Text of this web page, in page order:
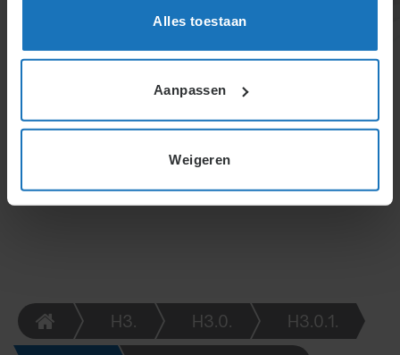
Alles toestaan
Aanpassen
Weigeren
situatie van een bedrijf. UWV vereist prognoses voor
Werkgevers moeten aantonen hoe
beïnvloeden. Ook de resultatenrekening van het
lopende boekjaar moet worden ingediend.
H3. H3.0. H3.0.1.